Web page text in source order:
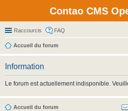
Contao CMS
Raccourcis FAQ
Accueil du forum
Information
Le forum est actuellement indisponible.
Accueil du forum